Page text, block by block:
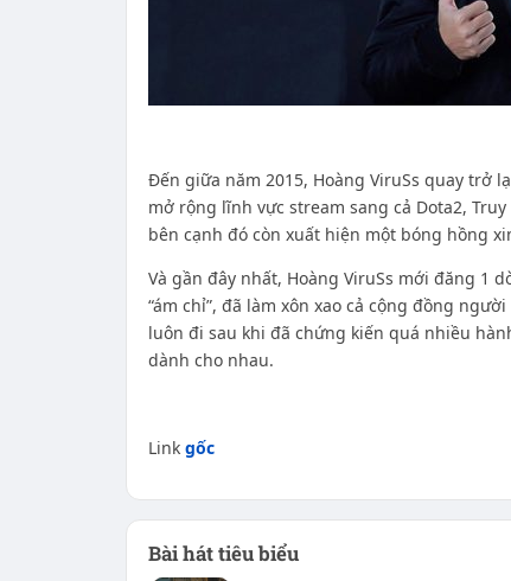
Đến giữa năm 2015, Hoàng ViruSs quay trở
mở rộng lĩnh vực stream sang cả Dota2,
bên cạnh đó còn xuất hiện một bóng hồng
Và gần đây nhất, Hoàng ViruSs mới đăng 1
“ám chỉ”, đã làm xôn xao cả cộng đồng
luôn đi sau khi đã chứng kiến quá nhiều
dành cho nhau.
Link gốc
Bài hát tiêu biểu